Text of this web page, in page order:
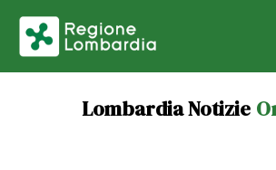
Lombardia Notizie